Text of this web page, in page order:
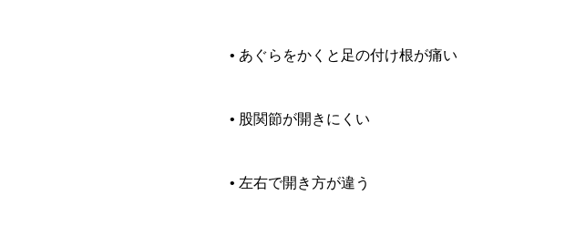
• あぐらをかくと足の付け根が痛い
• 股関節が開きにくい
• 左右で開き方が違う